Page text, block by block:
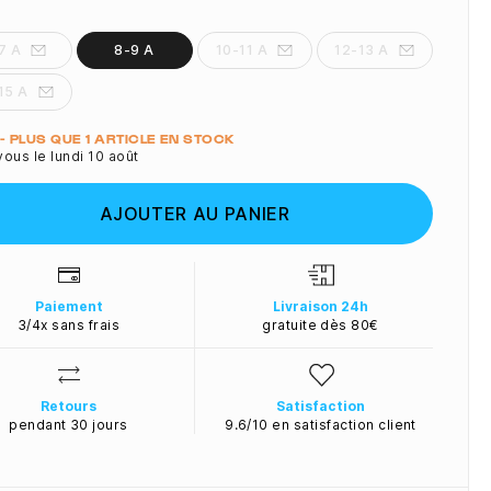
A 8-9 A 10-11 A 12-13 A
A
PLUS QUE 1 ARTICLE EN STOCK
le lundi 10 août
AJOUTER AU PANIER
Paiement
3/4x sans frais
Livraison 24h
gratuite dès 80€
Retours
pendant 30 jours
Satisfaction
9.6/10 en satisfaction client